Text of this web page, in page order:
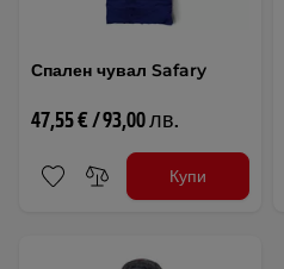
Спален чувал Safary
47,55 € / 93,00 лв.
Купи